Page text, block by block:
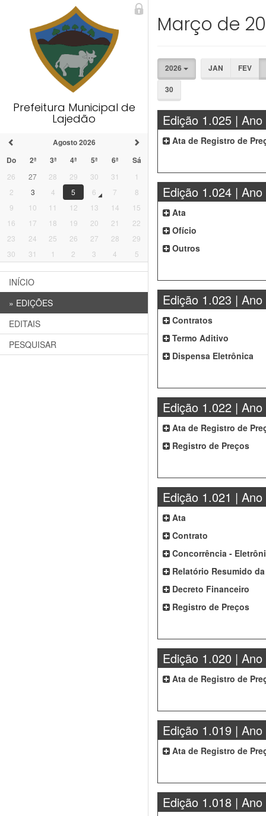
Prefeitura Municipal de
Lajedão
Agosto 2026
Do
2ª 3ª 4ª 5ª 6ª Sá
26 27 28 29 30 31
1
2
3 4 5 6 7
8
9
10 11 12 13 14
15
16
17 18 19 20 21
22
23
24 25 26 27 28
29
30
31 1 2 3 4 5
INÍCIO
» EDIÇÕES
EDITAIS
PESQUISAR
Março de
2026 JAN
FEV
30
Edição 1.025 | Ano
Ata de Registro de
Edição 1.024 | Ano
Ata
Ofício
Outros
Edição 1.023 | Ano
Contratos
Termo Aditivo
Dispensa Eletrônica
Edição 1.022 | Ano
Ata de Registro de
Registro de Preços
Edição 1.021 | Ano
Ata
Contrato
Concorrência -
Relatório Resumido
Decreto Financeiro
Registro de Preços
Edição 1.020 | Ano
Ata de Registro de
Edição 1.019 | Ano
Ata de Registro de
Edição 1.018 | Ano